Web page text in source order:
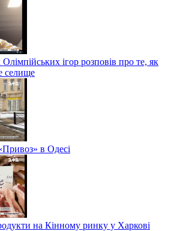
ігор розповів про те, як
селище
в Одесі
на Кінному ринку у Харкові